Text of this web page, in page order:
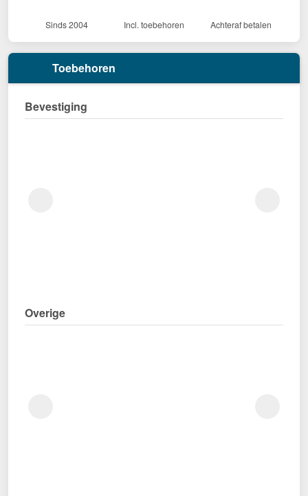
Sinds 2004 Incl. toebehoren Achteraf betalen
Toebehoren
Bevestiging
Overige